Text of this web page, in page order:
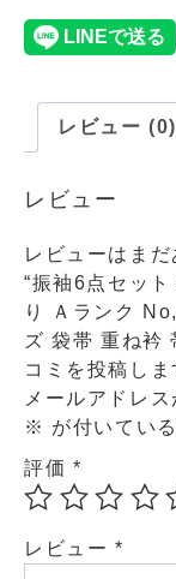
レビュー (0)
レビュー
レビューはまだ
“振袖6点セッ
り Ａランク
ズ 袋帯 重ね衿
コミを投稿しま
メールアドレ
※ が付いてい
評価 *
レビュー *